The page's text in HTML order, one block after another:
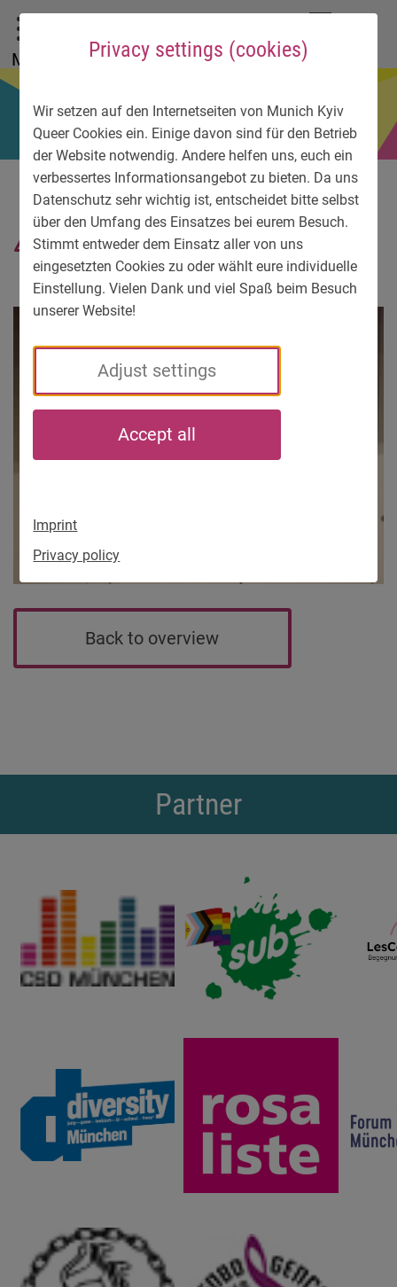
Privacy settings (cookies)
Wir setzen auf den Internetseiten von Munich Kyiv
Queer Cookies ein. Einige davon sind für den Betrieb
der Website notwendig. Andere helfen uns, euch ein
verbessertes Informationsangebot zu bieten. Da uns
Datenschutz sehr wichtig ist, entscheidet bitte selbst
über den Umfang des Einsatzes bei eurem Besuch.
Stimmt entweder dem Einsatz aller von uns
eingesetzten Cookies zu oder wählt eure individuelle
Einstellung. Vielen Dank und viel Spaß beim Besuch
unserer Website!
Adjust settings
Accept all
Imprint
Privacy policy
To main menu
To language menu
To search
To content
To service information
Menu
4320-3
Back to overview
Partner